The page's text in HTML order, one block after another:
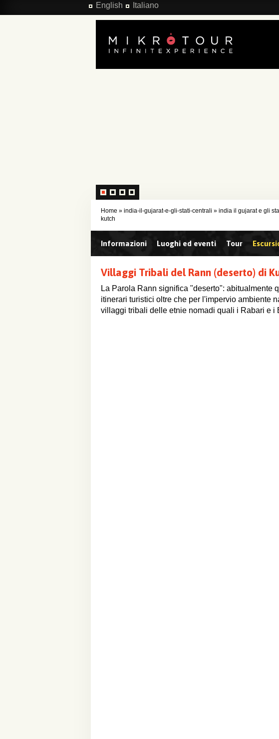
Salta al contenuto principaleEnglish Italiano
Home » india-il-gujarat-e-gli-stati-centrali » india il gujarat e gli
kutch
Informazioni Luoghi ed eventi Tour
Villaggi Tribali del Rann (deserto) di
La Parola Rann significa "deserto": abitualmente
itinerari turistici oltre che per l'impervio ambiente
villaggi tribali delle etnie nomadi quali i Rabari e i